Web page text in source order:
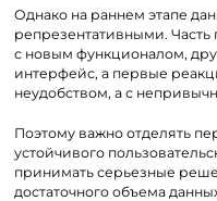
Однако на раннем этапе
репрезентативными. Часть
с новым функционалом,
интерфейс, а первые
неудобством, а с
Поэтому важно отделять
устойчивого
принимать серьезные
достаточного объема